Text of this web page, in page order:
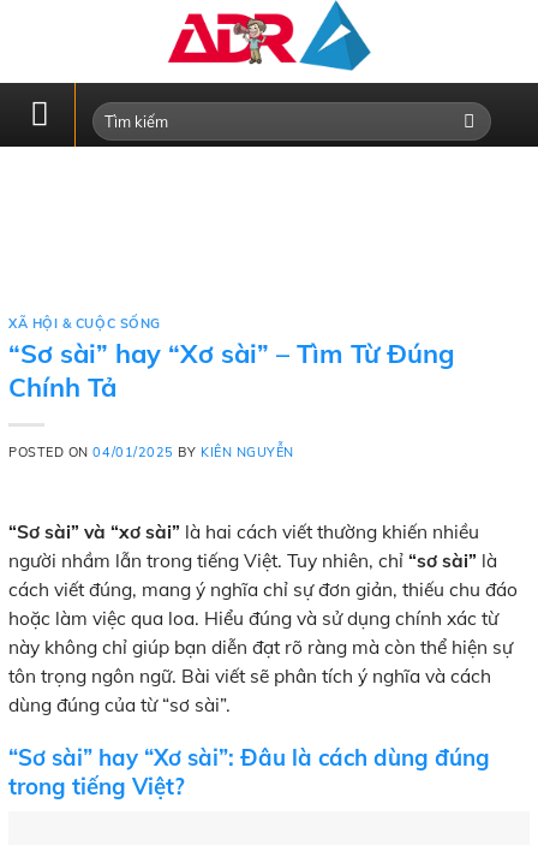
XÃ HỘI & CUỘC SỐNG
“Sơ sài” hay “Xơ sài” – Tìm Từ Đúng
Chính Tả
POSTED ON04/01/2025 BY KIÊN NGUYỄN
“Sơ sài” và “xơ sài” là hai cách viết thường khiến nhiều
người nhầm lẫn trong tiếng Việt. Tuy nhiên, chỉ “sơ sài” là
cách viết đúng, mang ý nghĩa chỉ sự đơn giản, thiếu chu đáo
hoặc làm việc qua loa. Hiểu đúng và sử dụng chính xác từ
này không chỉ giúp bạn diễn đạt rõ ràng mà còn thể hiện sự
tôn trọng ngôn ngữ. Bài viết sẽ phân tích ý nghĩa và cách
dùng đúng của từ “sơ sài”.
“Sơ sài” hay “Xơ sài”: Đâu là cách dùng đúng
trong tiếng Việt?